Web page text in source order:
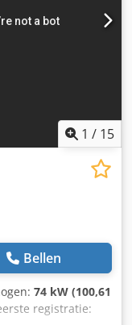
1 / 15
Bellen
74 kW (100,61
registratie: